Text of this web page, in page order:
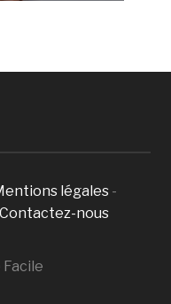
légales -
Contactez-nous